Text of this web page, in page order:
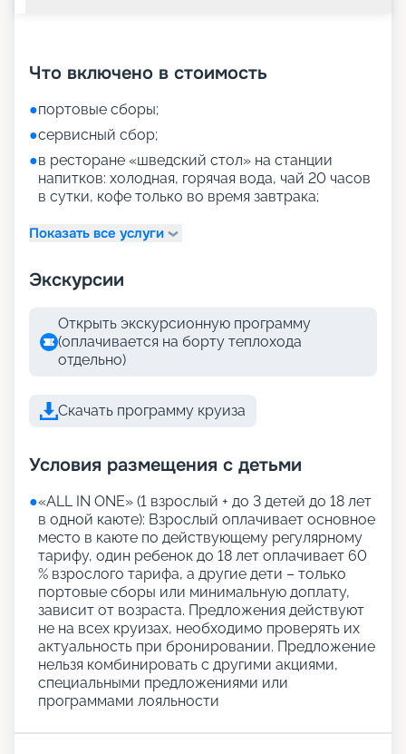
Что включено в стоимость
●портовые сборы;
●сервисный сбор;
●в ресторане «шведский стол» на станции
напитков: холодная, горячая вода, чай 20 часов
в сутки, кофе только во время завтрака;
Показать все услуги
Экскурсии
Открыть экскурсионную программу
(оплачивается на борту теплохода
отдельно)
Скачать программу круиза
Условия размещения с детьми
●«АLL IN ONE» (1 взрослый + до 3 детей до 18 лет
в одной каюте): Взрослый оплачивает основное
место в каюте по действующему регулярному
тарифу, один ребенок до 18 лет оплачивает 60
% взрослого тарифа, а другие дети – только
портовые сборы или минимальную доплату,
зависит от возраста. Предложения действуют
не на всех круизах, необходимо проверять их
актуальность при бронировании. Предложение
нельзя комбинировать с другими акциями,
специальными предложениями или
программами лояльности